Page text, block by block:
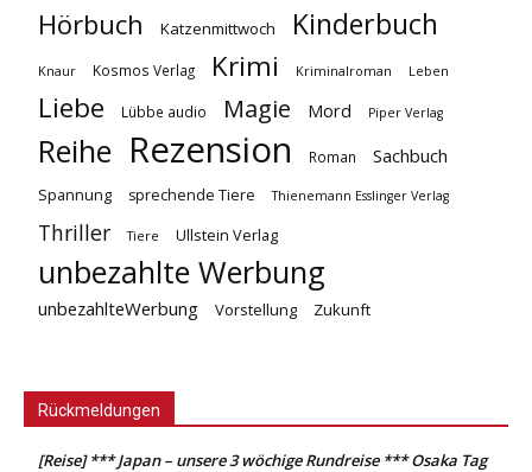
Hörbuch Katzenmittwoch Kinderbuch
Knaur Kosmos Verlag Krimi Kriminalroman Leben
Liebe Lübbe audio Magie Mord Piper Verlag
Reihe Rezension Roman Sachbuch
Spannung sprechende Tiere Thienemann Esslinger Verlag
Thriller Tiere Ullstein Verlag
unbezahlte Werbung
unbezahlteWerbung Vorstellung Zukunft
Rückmeldungen
[Reise] *** Japan – unsere 3 wöchige Rundreise *** Osaka Tag